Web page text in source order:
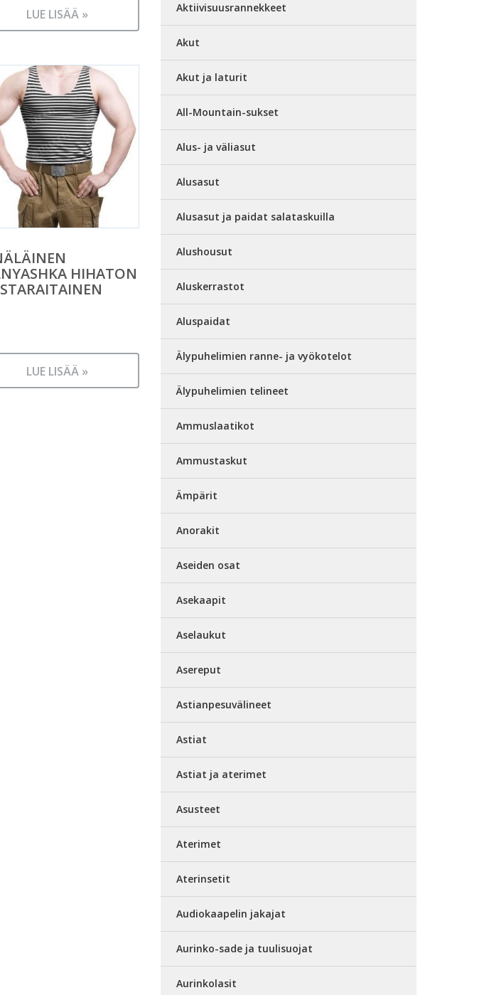
LUE LISÄÄ »
HIHATON
LUE LISÄÄ »
Aktiivisuusrannekkeet
Akut
Akut ja laturit
All-Mountain-sukset
Alus- ja väliasut
Alusasut
Alusasut ja paidat salataskuilla
Alushousut
Aluskerrastot
Aluspaidat
Älypuhelimien ranne- ja vyökotelot
Älypuhelimien telineet
Ammuslaatikot
Ammustaskut
Ämpärit
Anorakit
Aseiden osat
Asekaapit
Aselaukut
Asereput
Astianpesuvälineet
Astiat
Astiat ja aterimet
Asusteet
Aterimet
Aterinsetit
Audiokaapelin jakajat
Aurinko-sade ja tuulisuojat
Aurinkolasit